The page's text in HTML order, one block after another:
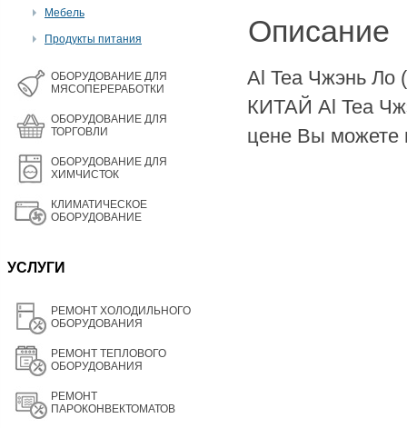
Мебель
Продукты питания
OБОРУДОВАНИЕ ДЛЯ
МЯСОПЕРЕРАБОТКИ
ОБОРУДОВАНИЕ ДЛЯ
ТОРГОВЛИ
ОБОРУДОВАНИЕ ДЛЯ
ХИМЧИСТОК
КЛИМАТИЧЕСКОЕ
ОБОРУДОВАНИЕ
УСЛУГИ
РЕМОНТ ХОЛОДИЛЬНОГО
ОБОРУДОВАНИЯ
РЕМОНТ ТЕПЛОВОГО
ОБОРУДОВАНИЯ
РЕМОНТ
ПАРОКОНВЕКТОМАТОВ
Описание
Al Tea Чжэнь Ло
КИТАЙ Al Tea
цене Вы можете